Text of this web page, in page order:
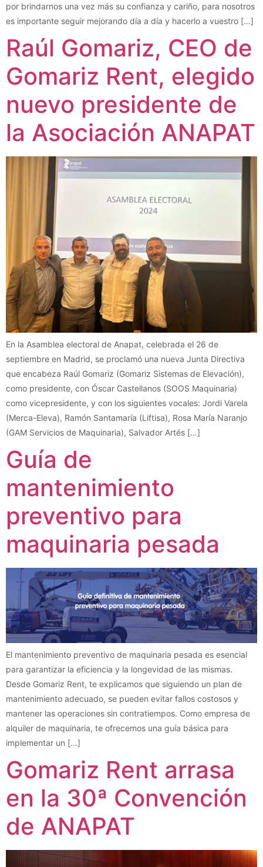
por brindarnos una vez más su confianza y cariño, para nosotros
es importante seguir mejorando día a día y hacerlo a vuestro […]
Raúl Gomariz, CEO de
Gomariz Rent, elegido
nuevo presidente de
la Asociación ANAPAT
En la Asamblea electoral de Anapat, celebrada el 26 de
septiembre en Madrid, se proclamó una nueva Junta Directiva
que encabeza Raúl Gomariz (Gomariz Sistemas de Elevación),
como presidente, con Óscar Castellanos (SOOS Maquinaria)
como vicepresidente, y con los siguientes vocales: Jordi Varela
(Merca-Eleva), Ramón Santamaría (Liftisa), Rosa María Naranjo
(GAM Servicios de Maquinaria), Salvador Artés […]
Guía de
mantenimiento
preventivo para
maquinaria pesada
El mantenimiento preventivo de maquinaria pesada es esencial
para garantizar la eficiencia y la longevidad de las mismas.
Desde Gomariz Rent, te explicamos que siguiendo un plan de
mantenimiento adecuado, se pueden evitar fallos costosos y
mantener las operaciones sin contratiempos. Como empresa de
alquiler de maquinaria, te ofrecemos una guía básica para
implementar un […]
Gomariz Rent arrasa
en la 30ª Convención
de ANAPAT